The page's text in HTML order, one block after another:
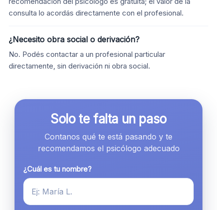
consulta lo acordás directamente con el profesional.
¿Necesito obra social o derivación?
No. Podés contactar a un profesional particular
directamente, sin derivación ni obra social.
Solo te falta un paso
Contanos qué te está pasando y te
recomendamos el psicólogo adecuado
¿Cuál es tu nombre?